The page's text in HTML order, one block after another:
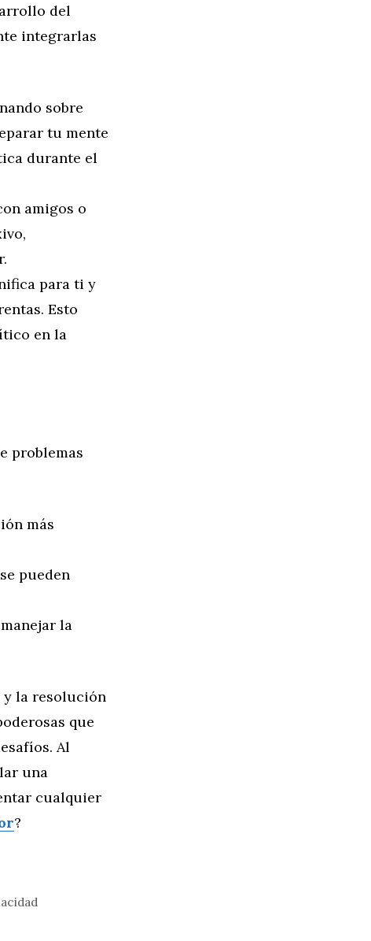
del
integrarlas
sobre
tu mente
durante el
amigos o
para ti y
Esto
en la
problemas
más
pueden
la
y la resolución
que
Al
una
cualquier
?